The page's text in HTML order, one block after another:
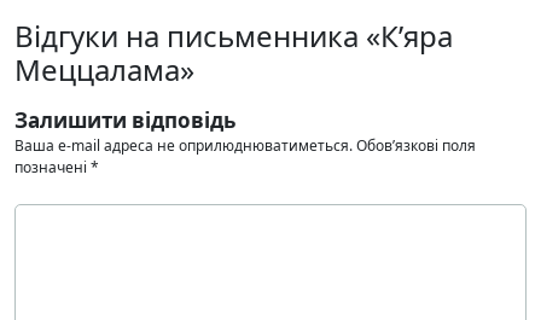
Відгуки на письменника «К’яра
Меццалама»
Залишити відповідь
Ваша e-mail адреса не оприлюднюватиметься.Обов’язкові поля
позначені *